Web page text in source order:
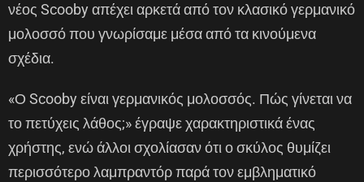
νέος Scooby απέχει αρκετά από τον κλασικό γερμανικό
μολοσσό που γνωρίσαμε μέσα από τα κινούμενα
σχέδια.
«Ο Scooby είναι γερμανικός μολοσσός. Πώς γίνεται να
το πετύχεις λάθος;» έγραψε χαρακτηριστικά ένας
χρήστης, ενώ άλλοι σχολίασαν ότι ο σκύλος θυμίζει
περισσότερο λαμπραντόρ παρά τον εμβληματικό